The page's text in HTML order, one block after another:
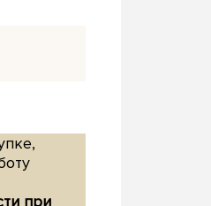
при